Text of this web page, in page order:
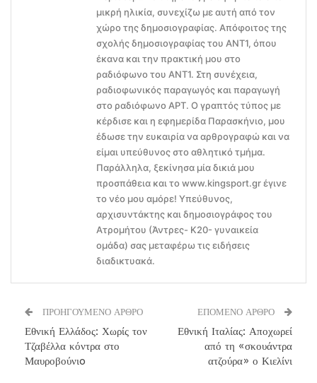
μικρή ηλικία, συνεχίζω με αυτή από τον
χώρο της δημοσιογραφίας. Απόφοιτος της
σχολής δημοσιογραφίας του ΑΝΤ1, όπου
έκανα και την πρακτική μου στο
ραδιόφωνο του ΑΝΤ1. Στη συνέχεια,
ραδιοφωνικός παραγωγός και παραγωγή
στο ραδιόφωνο ΑΡΤ. Ο γραπτός τύπος με
κέρδισε και η εφημερίδα Παρασκήνιο, μου
έδωσε την ευκαιρία να αρθρογραφώ και να
είμαι υπεύθυνος στο αθλητικό τμήμα.
Παράλληλα, ξεκίνησα μία δικιά μου
προσπάθεια και το www.kingsport.gr έγινε
το νέο μου αμόρε! Υπεύθυνος,
αρχισυντάκτης και δημοσιογράφος του
Ατρομήτου (Άντρες- Κ20- γυναικεία
ομάδα) σας μεταφέρω τις ειδήσεις
διαδικτυακά.
ΠΡΟΗΓΟΥΜΕΝΟ ΑΡΘΡΟ
Εθνική Ελλάδος: Χωρίς τον
Τζαβέλλα κόντρα στο
Μαυροβούνιo
ΕΠΟΜΕΝΟ ΑΡΘΡΟ
Εθνική Ιταλίας: Αποχωρεί
από τη «σκουάντρα
ατζούρα» ο Κιελίνι